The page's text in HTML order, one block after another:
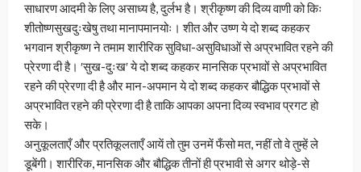
साधारण आदमी के लिए असाध्य है, दुर्लभ है। श्रीकृष्ण की दिव्य वाणी को किः
शीतोष्णसुखदुःखेषु तथा मानापमानयोः। शीत और उष्ण ये दो शब्द कहकर
भगवान श्रीकृष्ण ने तमाम शारीरिक सुविधा-असुविधाओं से अप्रभावित रहने की
प्रेरणा दी है। ʹसुख-दुःखʹ ये दो शब्द कहकर मानसिक प्रभावों से अप्रभावित
रहने की प्रेरणा दी है और मान-अपमान ये दो शब्द कहकर बौद्धिक प्रभावों से
अप्रभावित रहने की प्रेरणा दी है ताकि आपका अपना दिव्य स्वभाव प्रगट हो
सके।
अनुकूलताएँ और प्रतिकूलताएँ आयें तो तुम उनमें फँसो मत, नहीं तो वे तुम्हें ले
डूबेंगी। शारीरिक, मानसिक और बौद्धिक तीनों ही प्रभावी से अगर थोड़े-से